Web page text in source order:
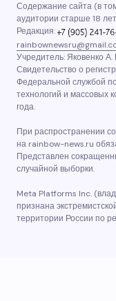
Содержание сайта (в
аудитории старше 18
Редакция:
Учредитель: Яковенко
Свидетельство о
Федеральной службой
технологий и массовых
года.
При распространении
на rainbow-news.ru
Представлен
случайной выборки.
Meta Platforms Inc.
признана
территории России по